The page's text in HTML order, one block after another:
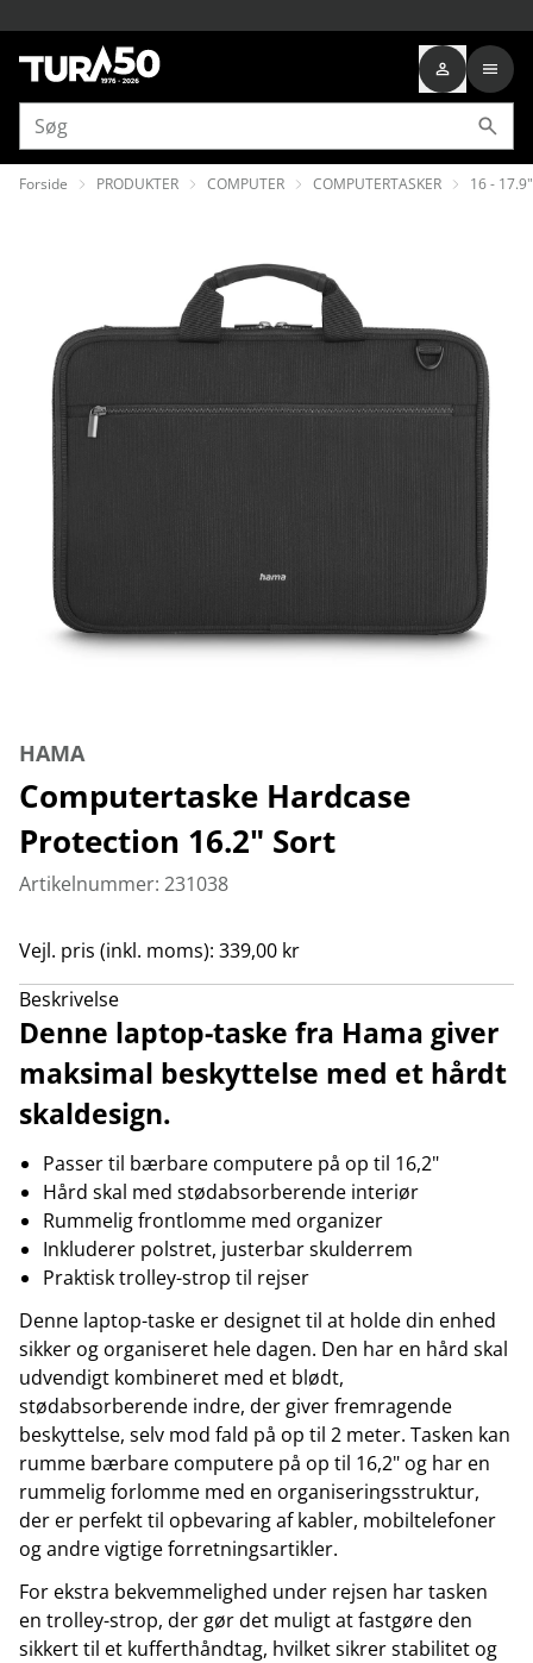
Forside PRODUKTER COMPUTER COMPUTERTASKER 16 - 17.9"
HAMA
Computertaske Hardcase
Protection 16.2" Sort
Artikelnummer: 231038
Vejl. pris (inkl. moms): 339,00 kr
Beskrivelse
Denne laptop-taske fra Hama giver
maksimal beskyttelse med et hårdt
skaldesign.
Passer til bærbare computere på op til 16,2"
Hård skal med stødabsorberende interiør
Rummelig frontlomme med organizer
Inkluderer polstret, justerbar skulderrem
Praktisk trolley-strop til rejser
Denne laptop-taske er designet til at holde din enhed
sikker og organiseret hele dagen. Den har en hård skal
udvendigt kombineret med et blødt,
stødabsorberende indre, der giver fremragende
beskyttelse, selv mod fald på op til 2 meter. Tasken kan
rumme bærbare computere på op til 16,2" og har en
rummelig forlomme med en organiseringsstruktur,
der er perfekt til opbevaring af kabler, mobiltelefoner
og andre vigtige forretningsartikler.
For ekstra bekvemmelighed under rejsen har tasken
en trolley-strop, der gør det muligt at fastgøre den
sikkert til et kufferthåndtag, hvilket sikrer stabilitet og